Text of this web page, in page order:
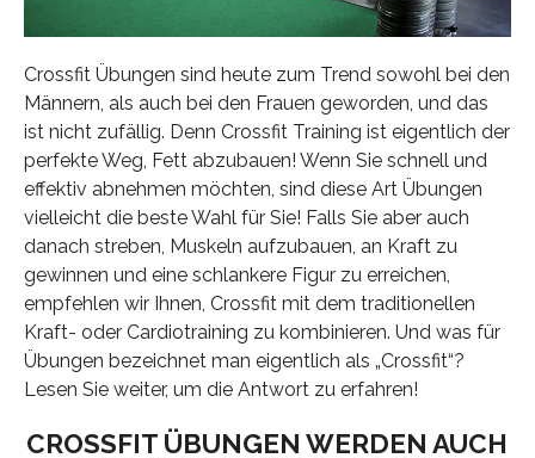
Crossfit Übungen sind heute zum Trend sowohl bei den
Männern, als auch bei den Frauen geworden, und das
ist nicht zufällig. Denn Crossfit Training ist eigentlich der
perfekte Weg, Fett abzubauen! Wenn Sie schnell und
effektiv abnehmen möchten, sind diese Art Übungen
vielleicht die beste Wahl für Sie! Falls Sie aber auch
danach streben, Muskeln aufzubauen, an Kraft zu
gewinnen und eine schlankere Figur zu erreichen,
empfehlen wir Ihnen, Crossfit mit dem traditionellen
Kraft- oder Cardiotraining zu kombinieren. Und was für
Übungen bezeichnet man eigentlich als „Crossfit“?
Lesen Sie weiter, um die Antwort zu erfahren!
CROSSFIT ÜBUNGEN WERDEN AUCH